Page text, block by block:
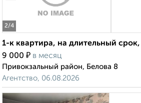
2/4
1-к квартира, на длительный
9 000 ₽ в месяц
Привокзальный район, Белова 8
Агентство, 06.08.2026